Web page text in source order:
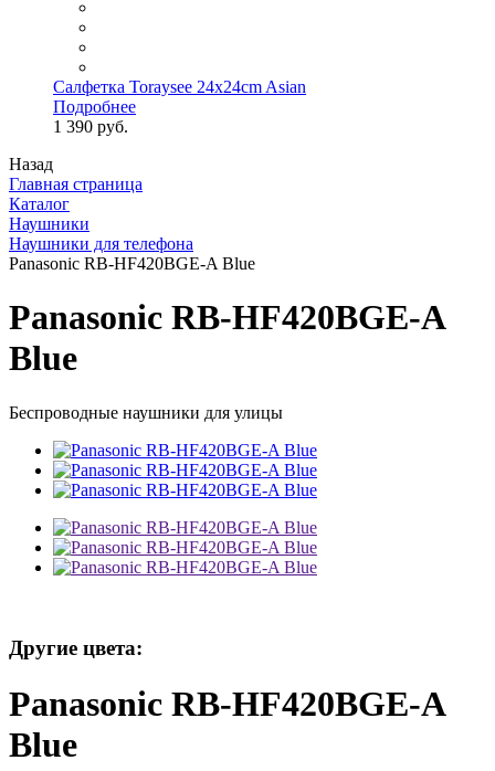
Салфетка Toraysee 24x24cm Asian
Подробнее
1 390 руб.
Назад
Главная страница
Каталог
Наушники
Наушники для телефона
Panasonic RB-HF420BGE-A Blue
Panasonic RB-HF420BGE-A
Blue
Беспроводные наушники для улицы
Другие цвета:
Panasonic RB-HF420BGE-A
Blue